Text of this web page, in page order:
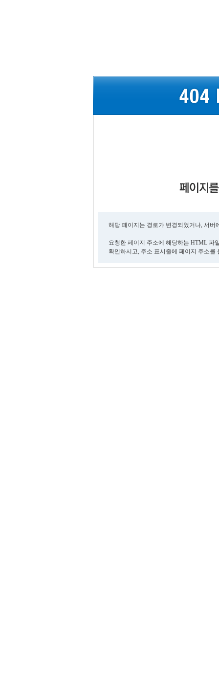
해당 페이지는 경로가 변경되었거나, 서
요청한 페이지 주소에 해당하는 HTML 파
확인하시고, 주소 표시줄에 페이지 주소